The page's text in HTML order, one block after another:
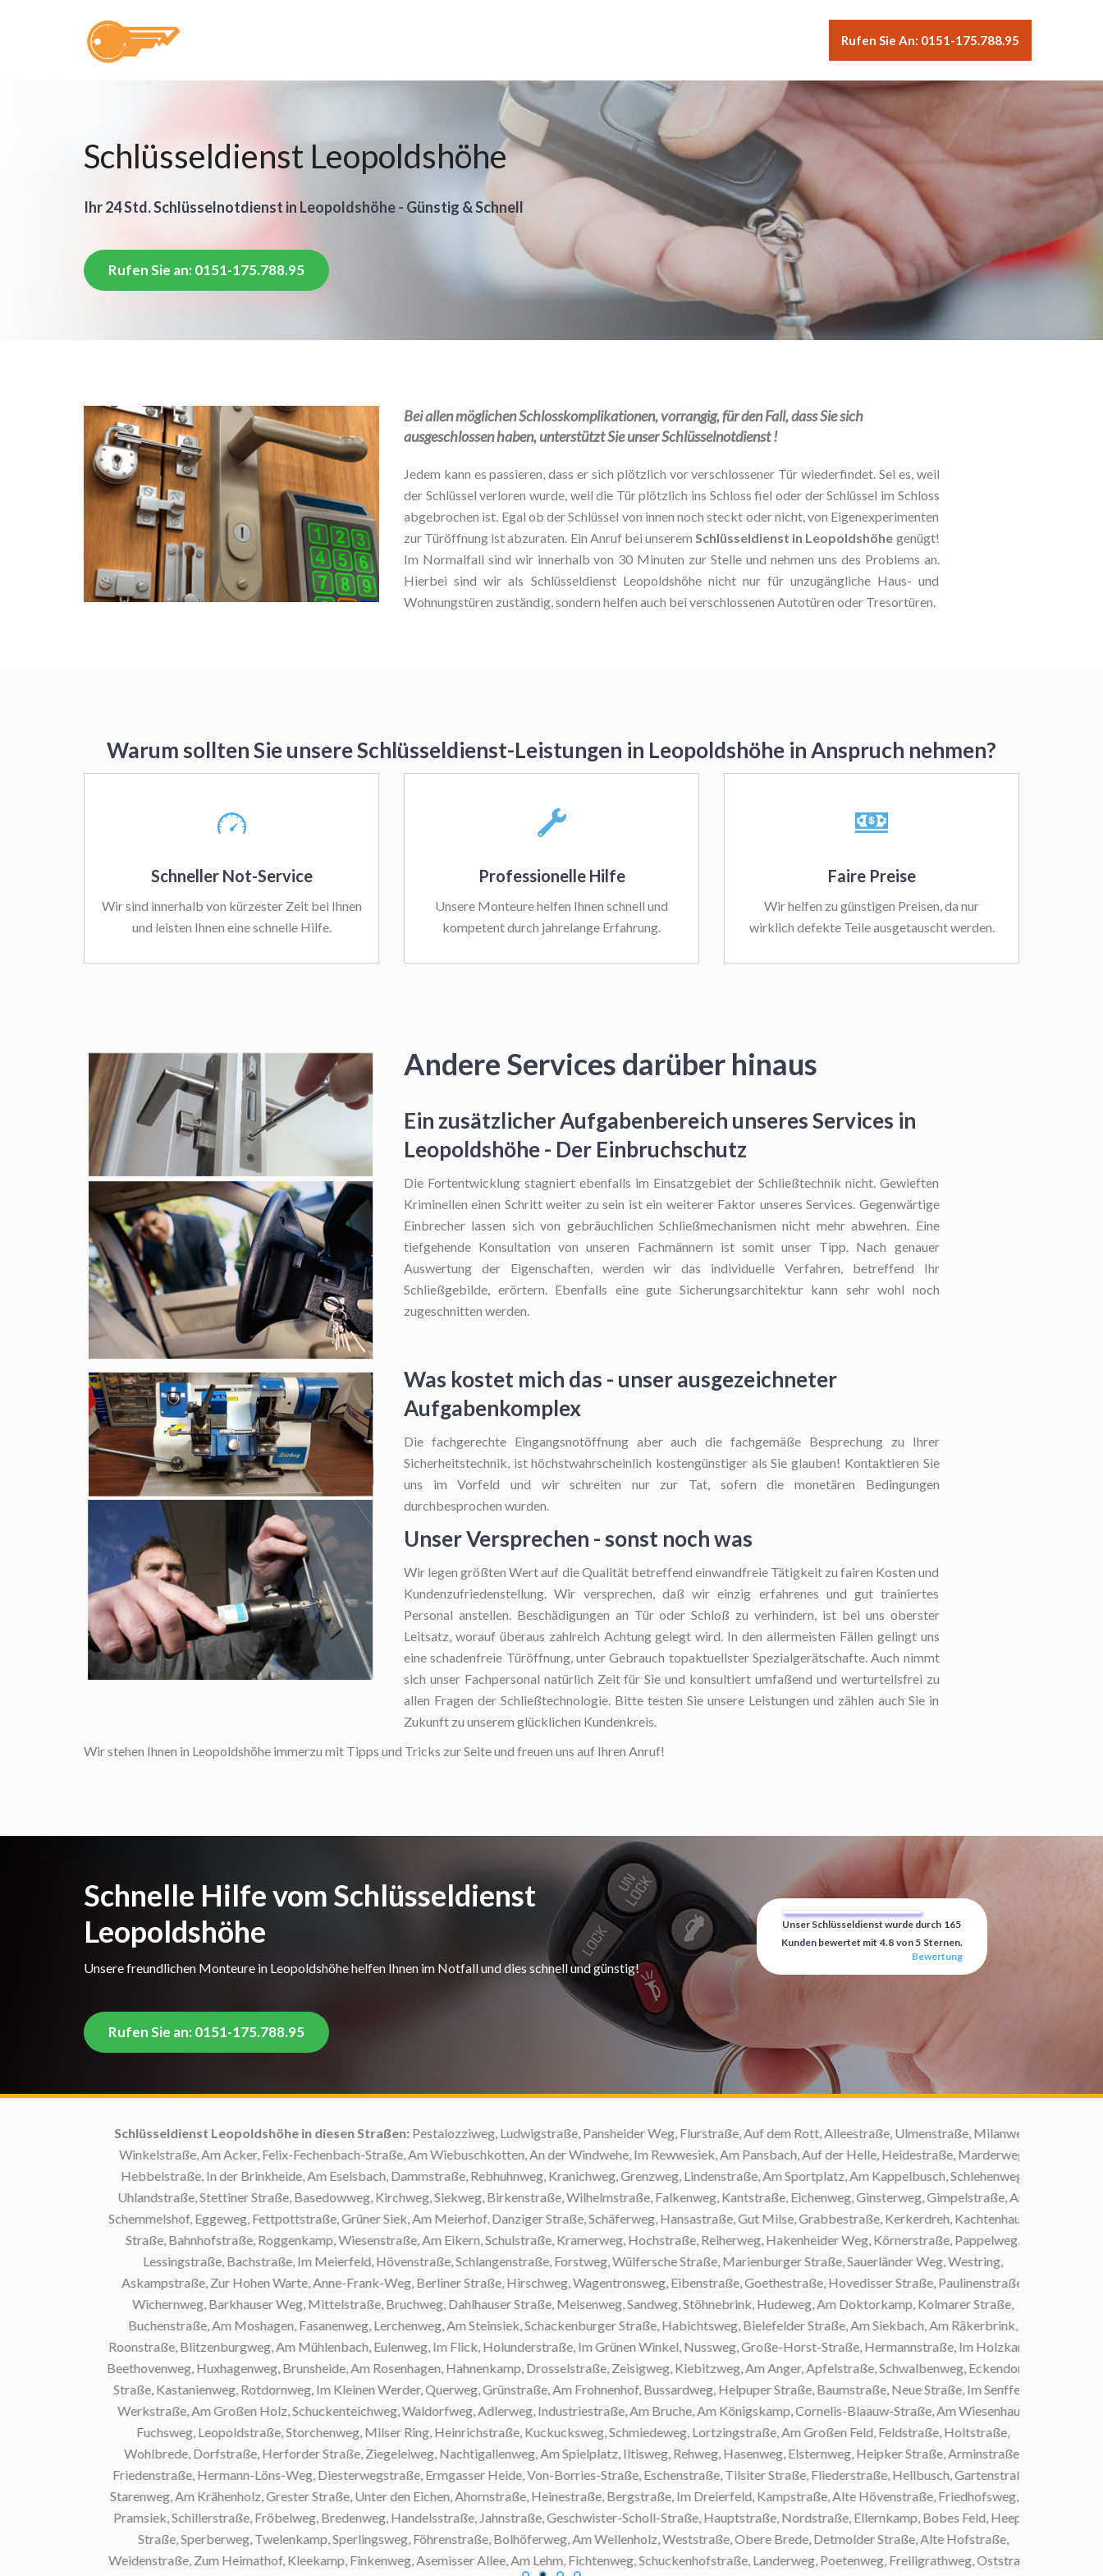
Rufen Sie An: 0151-175.788.95
Schlüsseldienst Leopoldshöhe
Ihr 24 Std. Schlüsselnotdienst in Leopoldshöhe - Günstig & Schnell
Rufen Sie an: 0151-175.788.95
Bei allen möglichen Schlosskomplikationen, vorrangig, für den Fall, dass Sie sich
ausgeschlossen haben, unterstützt Sie unser Schlüsselnotdienst !
Jedem kann es passieren, dass er sich plötzlich vor verschlossener Tür wiederfindet. Sei es, weil
der Schlüssel verloren wurde, weil die Tür plötzlich ins Schloss fiel oder der Schlüssel im Schloss
abgebrochen ist. Egal ob der Schlüssel von innen noch steckt oder nicht, von Eigenexperimenten
zur Türöffnung ist abzuraten. Ein Anruf bei unseremSchlüsseldienst in Leopoldshöhe genügt!
Im Normalfall sind wir innerhalb von 30 Minuten zur Stelle und nehmen uns des Problems an.
Hierbei sind wir als Schlüsseldienst Leopoldshöhe nicht nur für unzugängliche Haus- und
Wohnungstüren zuständig, sondern helfen auch bei verschlossenen Autotüren oder Tresortüren.
Warum sollten Sie unsere Schlüsseldienst-Leistungen in Leopoldshöhe in Anspruch nehmen?
Schneller Not-Service
Wir sind innerhalb von kürzester Zeit bei Ihnen
und leisten Ihnen eine schnelle Hilfe.
Professionelle Hilfe
Unsere Monteure helfen Ihnen schnell und
kompetent durch jahrelange Erfahrung.
Faire Preise
Wir helfen zu günstigen Preisen, da nur
wirklich defekte Teile ausgetauscht werden.
Andere Services darüber hinaus
Ein zusätzlicher Aufgabenbereich unseres Services in
Leopoldshöhe - Der Einbruchschutz
Die Fortentwicklung stagniert ebenfalls im Einsatzgebiet der Schließtechnik nicht. Gewieften
Kriminellen einen Schritt weiter zu sein ist ein weiterer Faktor unseres Services. Gegenwärtige
Einbrecher lassen sich von gebräuchlichen Schließmechanismen nicht mehr abwehren. Eine
tiefgehende Konsultation von unseren Fachmännern ist somit unser Tipp. Nach genauer
Auswertung der Eigenschaften, werden wir das individuelle Verfahren, betreffend Ihr
Schließgebilde, erörtern. Ebenfalls eine gute Sicherungsarchitektur kann sehr wohl noch
zugeschnitten werden.
Was kostet mich das - unser ausgezeichneter
Aufgabenkomplex
Die fachgerechte Eingangsnotöffnungaber auch die fachgemäße Besprechung zu Ihrer
Sicherheitstechnik, ist höchstwahrscheinlich kostengünstiger als Sie glauben! Kontaktieren Sie
uns im Vorfeld und wir schreiten nur zur Tat, sofern die monetären Bedingungen
durchbesprochen wurden.
Unser Versprechen - sonst noch was
Wir legen größten Wert auf die Qualität betreffend einwandfreie Tätigkeit zu fairen Kosten und
Kundenzufriedenstellung. Wir versprechen, daß wir einzig erfahrenes und gut trainiertes
Personal anstellen. Beschädigungen an Tür oder Schloß zu verhindern, ist bei uns oberster
Leitsatz, worauf überaus zahlreich Achtung gelegt wird. In den allermeisten Fällen gelingt uns
eine schadenfreie Türöffnung, unter Gebrauch topaktuellster Spezialgerätschafte. Auch nimmt
sich unser Fachpersonal natürlich Zeit für Sie und konsultiert umfaßend und werturteilsfrei zu
allen Fragen der Schließtechnologie. Bitte testen Sie unsere Leistungen und zählen auch Sie in
Zukunft zu unserem glücklichen Kundenkreis.
Wir stehen Ihnen in Leopoldshöhe immerzu mit Tipps und Tricks zur Seite und freuen uns auf Ihren Anruf!
Schnelle Hilfe vom Schlüsseldienst
Leopoldshöhe
Unsere freundlichen Monteure in Leopoldshöhe helfen Ihnen im Notfall und dies schnell und günstig!
Rufen Sie an: 0151-175.788.95
Unser Schlüsseldienst wurde durch 165
Kunden bewertet mit 4.8 von 5 Sternen.
Bewertung
Schlüsseldienst Leopoldshöhe in diesen Straßen:Pestalozziweg, Ludwigstraße, Pansheider Weg, Flurstraße, Auf dem Rott, Alleestraße, Ulmenstraße, Milanweg,
Winkelstraße, Am Acker, Felix-Fechenbach-Straße, Am Wiebuschkotten, An der Windwehe, Im Rewwesiek, Am Pansbach, Auf der Helle, Heidestraße, Marderweg,
Hebbelstraße, In der Brinkheide, Am Eselsbach, Dammstraße, Rebhuhnweg, Kranichweg, Grenzweg, Lindenstraße, Am Sportplatz, Am Kappelbusch, Schlehenweg,
Uhlandstraße, Stettiner Straße, Basedowweg, Kirchweg, Siekweg, Birkenstraße, Wilhelmstraße, Falkenweg, Kantstraße, Eichenweg, Ginsterweg, Gimpelstraße, Am
Schemmelshof, Eggeweg, Fettpottstraße, Grüner Siek, Am Meierhof, Danziger Straße, Schäferweg, Hansastraße, Gut Milse, Grabbestraße, Kerkerdreh, Kachtenhauser
Straße, Bahnhofstraße, Roggenkamp, Wiesenstraße, Am Eikern, Schulstraße, Kramerweg, Hochstraße, Reiherweg, Hakenheider Weg, Körnerstraße, Pappelweg,
Lessingstraße, Bachstraße, Im Meierfeld, Hövenstraße, Schlangenstraße, Forstweg, Wülfersche Straße, Marienburger Straße, Sauerländer Weg, Westring,
Askampstraße, Zur Hohen Warte, Anne-Frank-Weg, Berliner Straße, Hirschweg, Wagentronsweg, Eibenstraße, Goethestraße, Hovedisser Straße, Paulinenstraße,
Wichernweg, Barkhauser Weg, Mittelstraße, Bruchweg, Dahlhauser Straße, Meisenweg, Sandweg, Stöhnebrink, Hudeweg, Am Doktorkamp, Kolmarer Straße,
Buchenstraße, Am Moshagen, Fasanenweg, Lerchenweg, Am Steinsiek, Schackenburger Straße, Habichtsweg, Bielefelder Straße, Am Siekbach, Am Räkerbrink,
Roonstraße, Blitzenburgweg, Am Mühlenbach, Eulenweg, Im Flick, Holunderstraße, Im Grünen Winkel, Nussweg, Große-Horst-Straße, Hermannstraße, Im Holzkamp,
Beethovenweg, Huxhagenweg, Brunsheide, Am Rosenhagen, Hahnenkamp, Drosselstraße, Zeisigweg, Kiebitzweg, Am Anger, Apfelstraße, Schwalbenweg, Eckendorfer
Straße, Kastanienweg, Rotdornweg, Im Kleinen Werder, Querweg, Grünstraße, Am Frohnenhof, Bussardweg, Helpuper Straße, Baumstraße, Neue Straße, Im Senffeld,
Werkstraße, Am Großen Holz, Schuckenteichweg, Waldorfweg, Adlerweg, Industriestraße, Am Bruche, Am Königskamp, Cornelis-Blaauw-Straße, Am Wiesenhaus,
Fuchsweg, Leopoldstraße, Storchenweg, Milser Ring, Heinrichstraße, Kuckucksweg, Schmiedeweg, Lortzingstraße, Am Großen Feld, Feldstraße, Holtstraße,
Wohlbrede, Dorfstraße, Herforder Straße, Ziegeleiweg, Nachtigallenweg, Am Spielplatz, Iltisweg, Rehweg, Hasenweg, Elsternweg, Heipker Straße, Arminstraße,
Friedenstraße, Hermann-Löns-Weg, Diesterwegstraße, Ermgasser Heide, Von-Borries-Straße, Eschenstraße, Tilsiter Straße, Fliederstraße, Hellbusch, Gartenstraße,
Starenweg, Am Krähenholz, Grester Straße, Unter den Eichen, Ahornstraße, Heinestraße, Bergstraße, Im Dreierfeld, Kampstraße, Alte Hövenstraße, Friedhofsweg, Im
Pramsiek, Schillerstraße, Fröbelweg, Bredenweg, Handelsstraße, Jahnstraße, Geschwister-Scholl-Straße, Hauptstraße, Nordstraße, Ellernkamp, Bobes Feld, Heeper
Straße, Sperberweg, Twelenkamp, Sperlingsweg, Föhrenstraße, Bolhöferweg, Am Wellenholz, Weststraße, Obere Brede, Detmolder Straße, Alte Hofstraße,
Weidenstraße, Zum Heimathof, Kleekamp, Finkenweg, Asemisser Allee, Am Lehm, Fichtenweg, Schuckenhofstraße, Landerweg, Poetenweg, Freiligrathweg, Oststraße,